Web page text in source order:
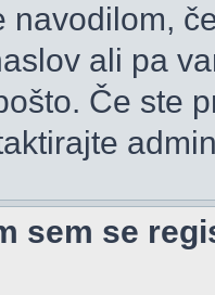
navodilom,
ali pa
Če ste
sem se